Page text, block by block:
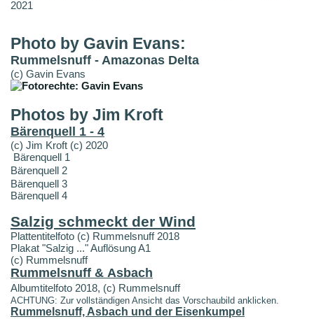
2021
Photo by Gavin Evans:
Rummelsnuff - Amazonas Delta
(c) Gavin Evans
Photos by Jim Kroft
Bärenquell 1 - 4
(c) Jim Kroft (c) 2020
Bärenquell 1
Bärenquell 2
Bärenquell 3
Bärenquell 4
Salzig schmeckt der Wind
Plattentitelfoto (c) Rummelsnuff 2018
Plakat "Salzig ..." Auflösung A1
(c) Rummelsnuff
Rummelsnuff & Asbach
Albumtitelfoto 2018, (c) Rummelsnuff
ACHTUNG: Zur vollständigen Ansicht das Vorschaubild anklicken.
Rummelsnuff, Asbach und der Eisenkumpel